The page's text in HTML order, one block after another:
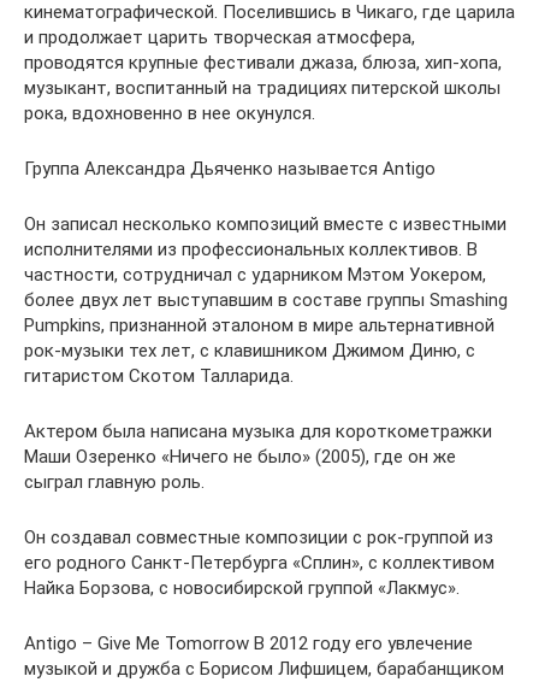
кинематографической. Поселившись в Чикаго, где царила
и продолжает царить творческая атмосфера,
проводятся крупные фестивали джаза, блюза, хип-хопа,
музыкант, воспитанный на традициях питерской школы
рока, вдохновенно в нее окунулся.
Группа Александра Дьяченко называется Antigo
Он записал несколько композиций вместе с известными
исполнителями из профессиональных коллективов. В
частности, сотрудничал с ударником Мэтом Уокером,
более двух лет выступавшим в составе группы Smashing
Pumpkins, признанной эталоном в мире альтернативной
рок-музыки тех лет, с клавишником Джимом Диню, с
гитаристом Скотом Талларида.
Актером была написана музыка для короткометражки
Маши Озеренко «Ничего не было» (2005), где он же
сыграл главную роль.
Он создавал совместные композиции с рок-группой из
его родного Санкт-Петербурга «Сплин», с коллективом
Найка Борзова, с новосибирской группой «Лакмус».
Antigo – Give Me Tomorrow В 2012 году его увлечение
музыкой и дружба с Борисом Лифшицем, барабанщиком